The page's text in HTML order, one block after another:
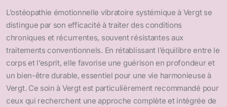
L’ostéopathie émotionnelle vibratoire systémique à Vergt se
distingue par son efficacité à traiter des conditions
chroniques et récurrentes, souvent résistantes aux
traitements conventionnels. En rétablissant l’équilibre entre le
corps et l’esprit, elle favorise une guérison en profondeur et
un bien-être durable, essentiel pour une vie harmonieuse à
Vergt. Ce soin à Vergt est particulièrement recommandé pour
ceux qui recherchent une approche complète et intégrée de